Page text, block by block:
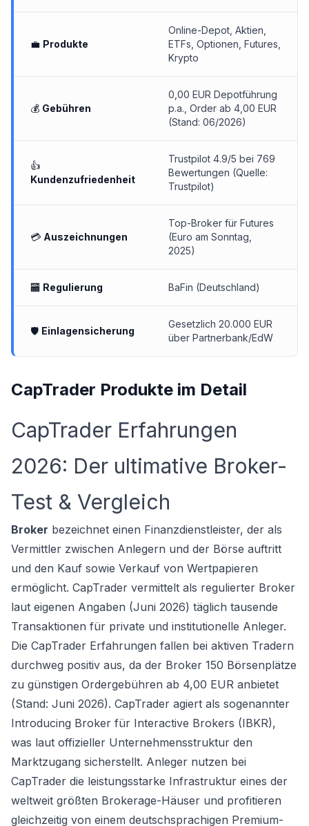
💼 Produkte
Online-Depot , Aktien,
ETFs, Optionen, Futures,
Krypto
💰 Gebühren
0,00 EUR Depotführung
p.a., Order ab 4,00 EUR
(Stand: 06/2026)
👍
Kundenzufriedenheit
Trustpilot 4.9/5 bei 769
Bewertungen (Quelle:
Trustpilot)
💳 Auszeichnungen
Top-Broker für Futures
(Euro am Sonntag,
2025)
🏧 Regulierung BaFin (Deutschland)
🛡 Einlagensicherung
Gesetzlich 20.000 EUR
über Partnerbank/EdW
CapTrader Produkte im Detail
CapTrader Erfahrungen
2026: Der ultimative Broker-
Test & Vergleich
Broker bezeichnet einen Finanzdienstleister, der als
Vermittler zwischen Anlegern und der Börse auftritt
und den Kauf sowie Verkauf von Wertpapieren
ermöglicht. CapTrader vermittelt als regulierter Broker
laut eigenen Angaben (Juni 2026) täglich tausende
Transaktionen für private und institutionelle Anleger.
Die CapTrader Erfahrungen fallen bei aktiven Tradern
durchweg positiv aus, da der Broker 150 Börsenplätze
zu günstigen Ordergebühren ab 4,00 EUR anbietet
(Stand: Juni 2026). CapTrader agiert als sogenannter
Introducing Broker für Interactive Brokers (IBKR),
was laut offizieller Unternehmensstruktur den
Marktzugang sicherstellt. Anleger nutzen bei
CapTrader die leistungsstarke Infrastruktur eines der
weltweit größten Brokerage-Häuser und profitieren
gleichzeitig von einem deutschsprachigen Premium-